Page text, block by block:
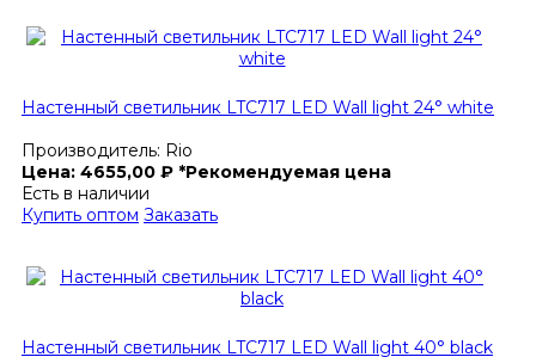
Настенный светильник LTC717 LED Wall light 24° white
Производитель: Rio
Цена: 4655,00 ₽ *Рекомендуемая цена
Есть в наличии
Купить оптом Заказать
Настенный светильник LTC717 LED Wall light 40° black